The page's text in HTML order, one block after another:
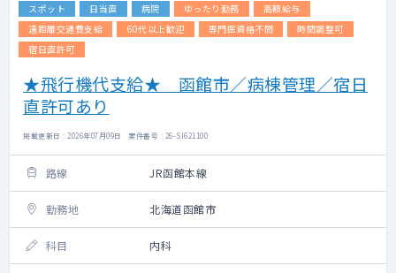
スポット 日当直 病院 ゆったり勤務
高額給与
遠距離交通費支給
60代以上歓迎 専門医資格不問
時間調整可
宿日直許可
★飛行機代支給★ 函館市／病棟管理／宿日
直許可あり
掲載更新日 : 2026年07月09日 案件番号 : 26-SI621100
路線 JR函館本線
勤務地 北海道函館市
科目 内科